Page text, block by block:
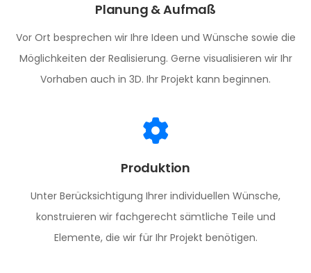
Planung & Aufmaß
Vor Ort besprechen wir Ihre Ideen und Wünsche sowie die
Möglichkeiten der Realisierung. Gerne visualisieren wir Ihr
Vorhaben auch in 3D. Ihr Projekt kann beginnen.
Produktion
Unter Berücksichtigung Ihrer individuellen Wünsche,
konstruieren wir fachgerecht sämtliche Teile und
Elemente, die wir für Ihr Projekt benötigen.